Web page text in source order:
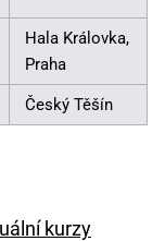
Hala Královka,
Praha
Český Těšín
kurzy